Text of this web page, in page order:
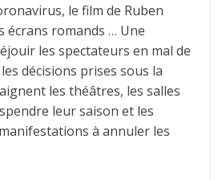
le film de Ruben
écrans romands … Une
les spectateurs en mal de
décisions prises sous la
les théâtres, les salles
leur saison et les
à annuler les